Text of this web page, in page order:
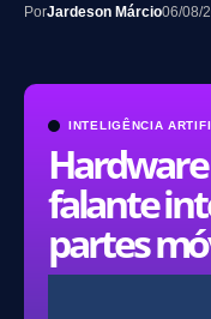
INTELIGÊNCIA
falante
partes
PorJardeson Márcio06/08/